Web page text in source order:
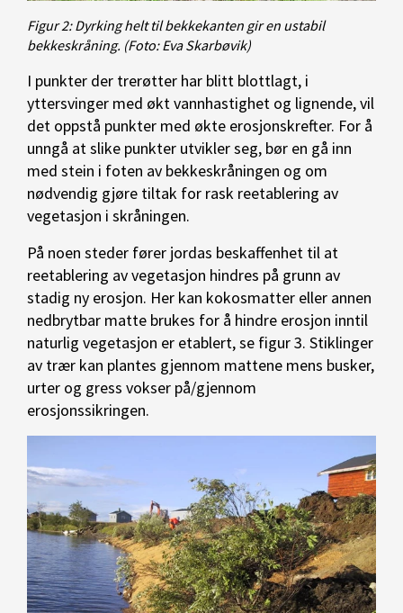
Figur 2: Dyrking helt til bekkekanten gir en ustabil
bekkeskråning. (Foto: Eva Skarbøvik)
I punkter der trerøtter har blitt blottlagt, i
yttersvinger med økt vannhastighet og lignende, vil
det oppstå punkter med økte erosjonskrefter. For å
unngå at slike punkter utvikler seg, bør en gå inn
med stein i foten av bekkeskråningen og om
nødvendig gjøre tiltak for rask reetablering av
vegetasjon i skråningen.
På noen steder fører jordas beskaffenhet til at
reetablering av vegetasjon hindres på grunn av
stadig ny erosjon. Her kan kokosmatter eller annen
nedbrytbar matte brukes for å hindre erosjon inntil
naturlig vegetasjon er etablert, se figur 3. Stiklinger
av trær kan plantes gjennom mattene mens busker,
urter og gress vokser på/gjennom
erosjonssikringen.